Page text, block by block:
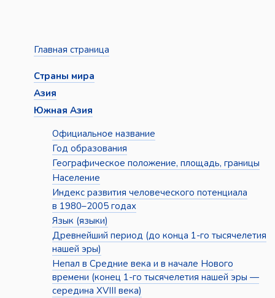
Главная страница
Страны мира
Азия
Южная Азия
Официальное название
Год образования
Географическое положение, площадь, границы
Население
Индекс развития человеческого потенциала
в 1980–2005 годах
Язык (языки)
Древнейший период (до конца 1-го тысячелетия
нашей эры)
Непал в Средние века и в начале Нового
времени (конец 1-го тысячелетия нашей эры —
середина XVIII века)